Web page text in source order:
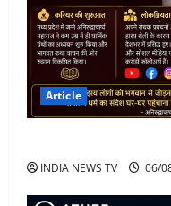
Article
INDIA NEWS TV 06/